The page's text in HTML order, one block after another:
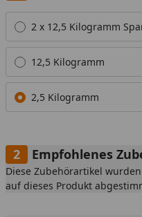
Alle anzeigen (3)
2 x 12,5 Kilogramm
12,5 Kilogramm
2,5 Kilogramm
Empfohlenes
Diese Zubehörartikel
auf dieses Produkt